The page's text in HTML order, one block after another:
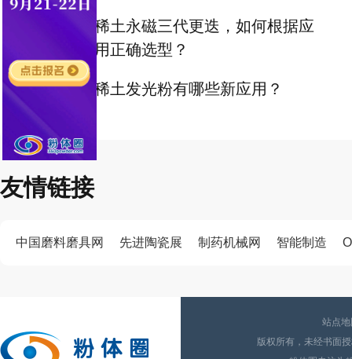
稀土永磁三代更迭，如何根据应
用正确选型？
稀土发光粉有哪些新应用？
友情链接
中国磨料磨具网 先进陶瓷展 制药机械网 智能制造
站点
版权所有，未经书面